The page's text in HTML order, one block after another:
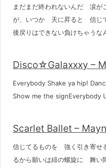
まだまだ終われないんだ 涙が
が、いつか 天に昇ると 信じ
後戻りはできない負けちゃうな
Disco☆Galaxxxy –
Everybody Shake ya hip!
Show me the signEverybody
Scarlet Ballet – Mayn
信じてるものを 強く引き寄せ
るから願いは緋の螺旋に 舞い